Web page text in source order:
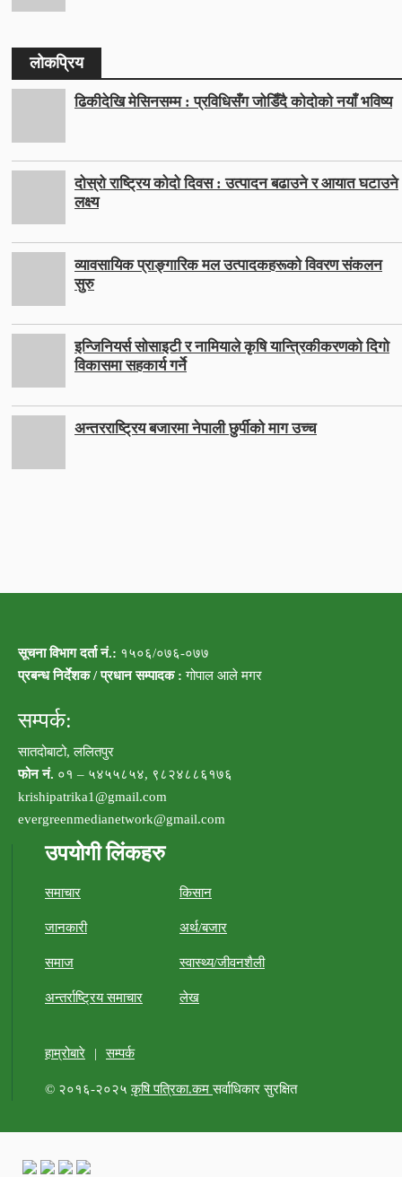
लोकप्रिय
ढिकीदेखि मेसिनसम्म : प्रविधिसँग जोडिँदै कोदोको नयाँ भविष्य
दोस्रो राष्ट्रिय कोदो दिवस : उत्पादन बढाउने र आयात घटाउने
लक्ष्य
व्यावसायिक प्राङ्गारिक मल उत्पादकहरूको विवरण संकलन
सुरु
इन्जिनियर्स सोसाइटी र नामियाले कृषि यान्त्रिकीकरणको दिगो
विकासमा सहकार्य गर्ने
अन्तरराष्ट्रिय बजारमा नेपाली छुर्पीको माग उच्च
सूचना विभाग दर्ता नं.: १५०६/०७६-०७७
प्रबन्ध निर्देशक / प्रधान सम्पादक : गोपाल आले मगर
सम्पर्क:
सातदोबाटो, ललितपुर
फोन नं. ०१ – ५४५५८५४, ९८२४८८६१७६
krishipatrika1@gmail.com
evergreenmedianetwork@gmail.com
उपयोगी लिंकहरु
समाचार किसान
जानकारी अर्थ/बजार
समाज स्वास्थ्य/जीवनशैली
अन्तर्राष्ट्रिय समाचार लेख
हाम्रोबारे | सम्पर्क
© २०१६-२०२५कृषि पत्रिका.कमसर्वाधिकार सुरक्षित